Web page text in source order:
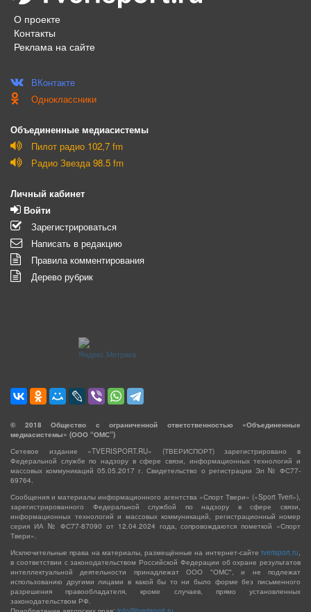
О проекте
Контакты
Реклама на сайте
ВКонтакте
Одноклассники
Объединенные медиасистемы
Пилот радио 102,7 fm
Радио Звезда 98.5 fm
Личный кабинет
Войти
Зарегистрироваться
Написать в редакцию
Правила комментирования
Дерево рубрик
© 2018 Общество с ограниченной ответственностью «Объединенные
медиасистемы» (ООО “ОМС”)
Сетевое издание «TVERISPORT.RU» (ТВЕРИСПОРТ) зарегистрировано в
Федеральной службе по надзору в сфере связи, информационных технологий и
массовых коммуникаций 05.05.2017 г. Свидетельство о регистрации Эл № ФС77-
69764.
Сообщения и материалы информационного агентства «Спорт Твери» («Sport Tveri»),
зарегистрированного Федеральной службой по надзору в сфере связи,
информационных технологий и массовых коммуникаций, регистрационный номер
серия ИА № ФС77-87090 от 12.04.2024 года, сопровождаются пометкой «Спорт
Твери».
Исключительные права на материалы, размещённые на интернет-сайте tverisport.ru,
в соответствии с законодательством Российской Федерации об охране результатов
интеллектуальной деятельности принадлежат ООО "ОМС", и не подлежат
использованию другими лицами в какой бы то ни было форме без письменного
разрешения правообладателя, кроме случаев, прямо установленных
законодательством РФ.